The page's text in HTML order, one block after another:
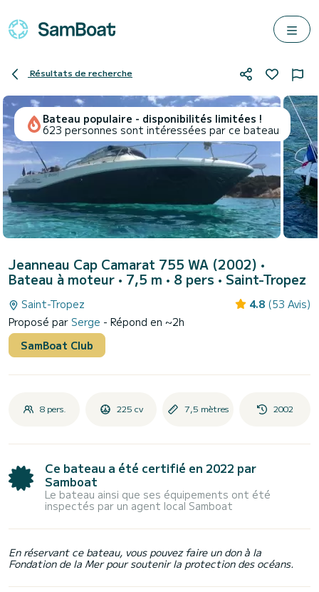
Résultats de recherche
Bateau populaire - disponibilités limitées !
623 personnes sont intéressées par ce bateau
Jeanneau Cap Camarat 755 WA (2002) •
Bateau à moteur • 7,5 m • 8 pers • Saint-Tropez
Saint-Tropez 4.8 (53 Avis)
Proposé par Serge - Répond en ~2h
SamBoat Club
8 pers. 225 cv 7,5 mètres 2002
Ce bateau a été certifié en 2022 par
Samboat
Le bateau ainsi que ses équipements ont été
inspectés par un agent local Samboat
En réservant ce bateau, vous pouvez faire un don à la
Fondation de la Mer pour soutenir la protection des océans.